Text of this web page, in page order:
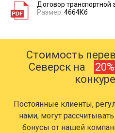
Договор транспортной
Размер: 4664Кб
Стоимость
Северск на
20%
Постоянные клиенты,
нами, могут
бонусы от нашей